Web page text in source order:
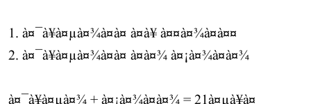
1. à¤¯à¥à¤µà¤¾à¤à¤ à¤à¥ à¤¤à¤¾à¤à¤¤
2. à¤¯à¥à¤µà¤¾à¤à¤ à¤à¤¾ à¤¡à¤¾à¤à¤¾